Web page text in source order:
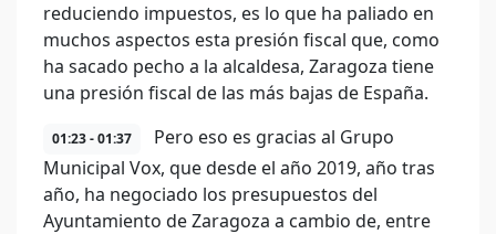
reduciendo impuestos, es lo que ha paliado en
muchos aspectos esta presión fiscal que, como
ha sacado pecho a la alcaldesa, Zaragoza tiene
una presión fiscal de las más bajas de España.
01:23 - 01:37
Pero eso es gracias al Grupo
Municipal Vox, que desde el año 2019, año tras
año, ha negociado los presupuestos del
Ayuntamiento de Zaragoza a cambio de, entre